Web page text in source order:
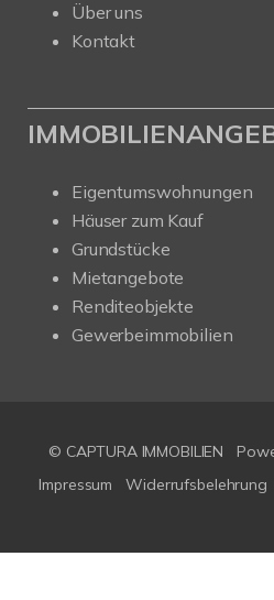
Über uns
Kontakt
Eigentumswohnungen
Häuser zum Kauf
Grundstücke
Mietangebote
Renditeobjekte
Gewerbeimmobilien
© CAPTURA IMMOBILIEN
Impressum
Widerrufsbelehrung